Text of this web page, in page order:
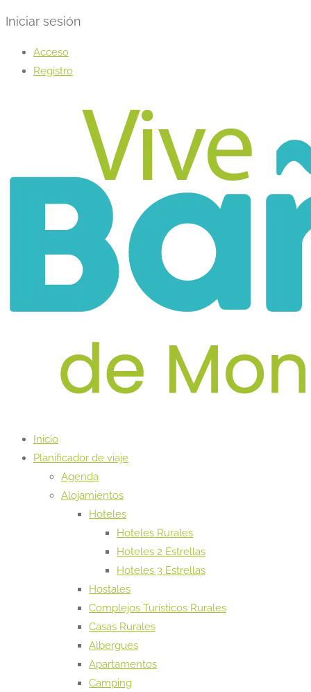
Iniciar sesión
Acceso
Registro
Inicio
Planificador de viaje
Agenda
Alojamientos
Hoteles
Hoteles Rurales
Hoteles 2 Estrellas
Hoteles 3 Estrellas
Hostales
Complejos Turísticos Rurales
Casas Rurales
Albergues
Apartamentos
Camping